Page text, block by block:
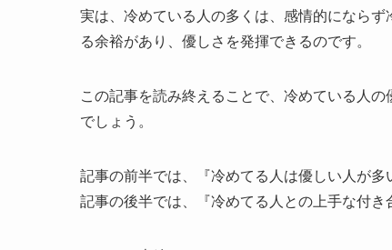
実は、冷めている人の多くは、感情的になら
る余裕があり、優しさを発揮できるのです。
この記事を読み終えることで、冷めている人
でしょう。
記事の前半では、『冷めてる人は優しい人が多
記事の後半では、『冷めてる人との上手な付